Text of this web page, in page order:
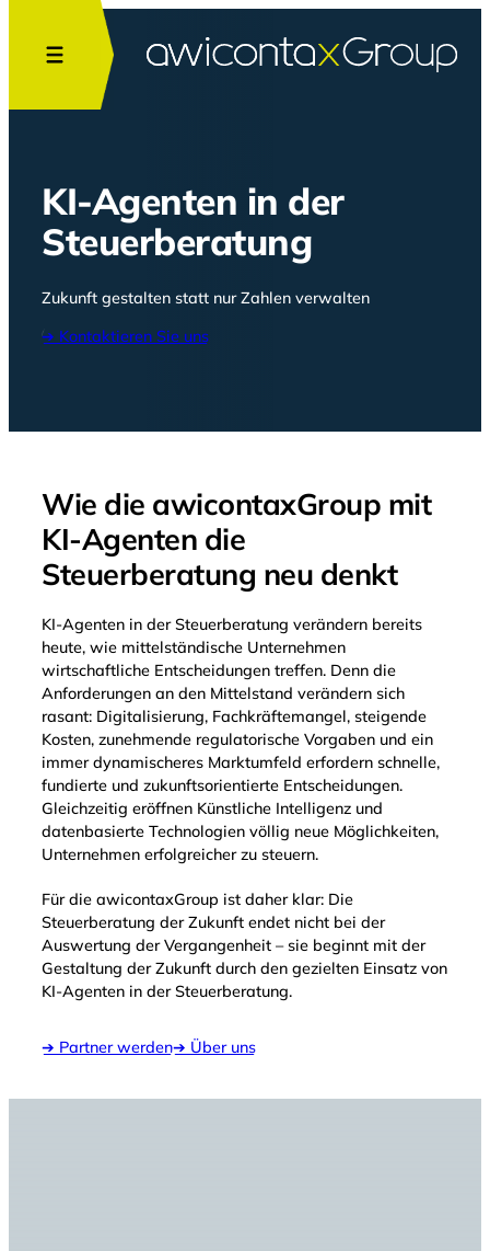
Inhalt
springen
KI-Agenten in der
Steuerberatung
Zukunft gestalten statt nur Zahlen verwalten
➔ Kontaktieren Sie uns
Wie die awicontaxGroup mit
KI-Agenten die
Steuerberatung neu denkt
KI-Agenten in der Steuerberatung verändern bereits
heute, wie mittelständische Unternehmen
wirtschaftliche Entscheidungen treffen. Denn die
Anforderungen an den Mittelstand verändern sich
rasant: Digitalisierung, Fachkräftemangel, steigende
Kosten, zunehmende regulatorische Vorgaben und ein
immer dynamischeres Marktumfeld erfordern schnelle,
fundierte und zukunftsorientierte Entscheidungen.
Gleichzeitig eröffnen Künstliche Intelligenz und
datenbasierte Technologien völlig neue Möglichkeiten,
Unternehmen erfolgreicher zu steuern.
Für die awicontaxGroup ist daher klar: Die
Steuerberatung der Zukunft endet nicht bei der
Auswertung der Vergangenheit – sie beginnt mit der
Gestaltung der Zukunft durch den gezielten Einsatz von
KI-Agenten in der Steuerberatung.
➔ Partner werden➔ Über uns